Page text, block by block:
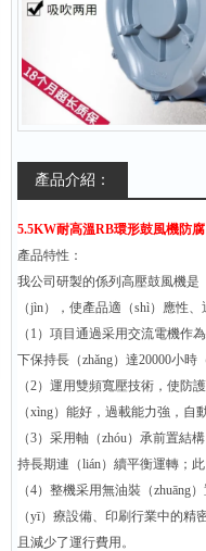
產品介紹：
5.5KW耐高溫RB環形鼓風機防腐
產品特性：
我公司研製的係列高壓鼓風機是
（jìn），使產品適（shì）應性
（1）項目通過采用交流電機作
下保持長（zhǎng）達20000小
（2）運用雙頻寬壓技術，使防
（xìng）能好，過載能力強，自
（3）采用軸（zhóu）承前置結
持長期連（lián）續平衡運轉；
（4）整機采用無油裝（
（yī）療設備、印刷行業中的
且減少了運行費用。